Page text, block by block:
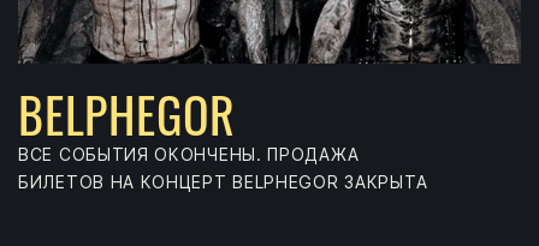
BELPHEGOR
ВСЕ СОБЫТИЯ ОКОНЧЕНЫ. ПРОДАЖА
БИЛЕТОВ НА КОНЦЕРТ BELPHEGOR ЗАКРЫТА